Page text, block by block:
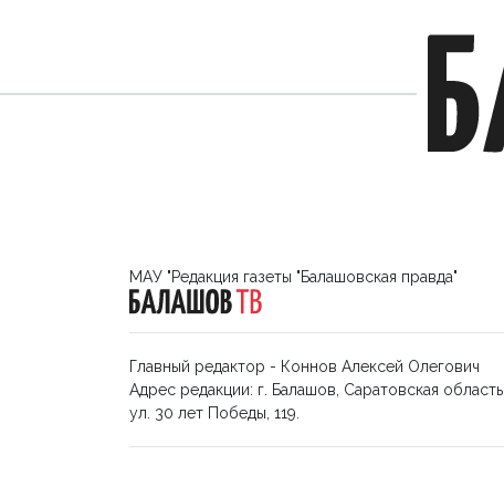
МАУ "Редакция газеты "Балашовская правда"
Главный редактор - Коннов Алексей Олегович
Адрес редакции: г. Балашов, Саратовская область,
ул. 30 лет Победы, 119.